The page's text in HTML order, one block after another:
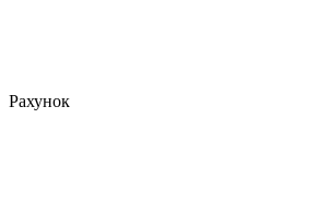
Рахунок